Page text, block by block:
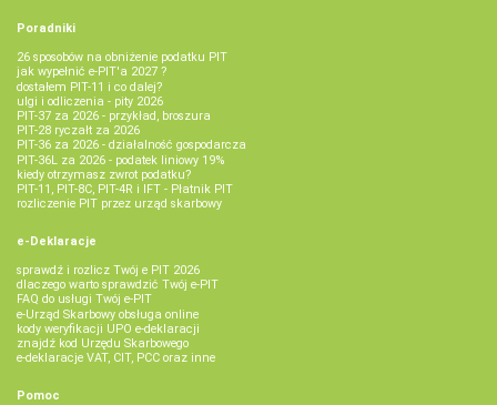
Poradniki
26 sposobów na obniżenie podatku PIT
jak wypełnić e-PIT'a 2027 ?
dostałem PIT-11 i co dalej?
ulgi i odliczenia - pity 2026
PIT-37 za 2026 - przykład, broszura
PIT-28 ryczałt za 2026
PIT-36 za 2026 - działalność gospodarcza
PIT-36L za 2026 - podatek liniowy 19%
kiedy otrzymasz zwrot podatku?
PIT-11, PIT-8C, PIT-4R i IFT - Płatnik PIT
rozliczenie PIT przez urząd skarbowy
e-Deklaracje
sprawdź i rozlicz Twój e PIT 2026
dlaczego warto sprawdzić Twój e-PIT
FAQ do usługi Twój e-PIT
e-Urząd Skarbowy obsługa online
kody weryfikacji UPO e-deklaracji
znajdź kod Urzędu Skarbowego
e-deklaracje VAT, CIT, PCC oraz inne
Pomoc